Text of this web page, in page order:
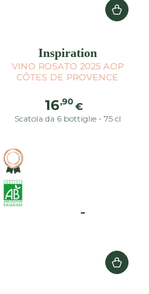
Inspiration
VINO ROSATO 2025 AOP
CÔTES DE PROVENCE
Prezzo
regolare
16,90 €
Scatola da 6 bottiglie - 75 cl